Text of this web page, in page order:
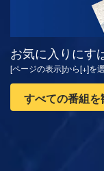
お気に入りにす
[ページの表示]から[+]を
すべての番組を